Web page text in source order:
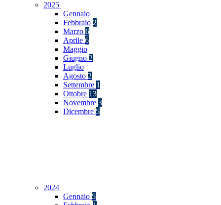
2025
Gennaio
Febbraio 2
Marzo 6
Aprile 6
Maggio
Giugno 2
Luglio
Agosto 2
Settembre 1
Ottobre 13
Novembre 3
Dicembre 5
2024
Gennaio 5